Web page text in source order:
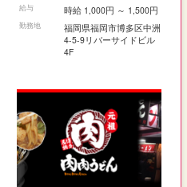
給与 時給 1,000円 ～ 1,500円
勤務地
福岡県福岡市博多区中洲
4-5-9リバーサイドビル
4F